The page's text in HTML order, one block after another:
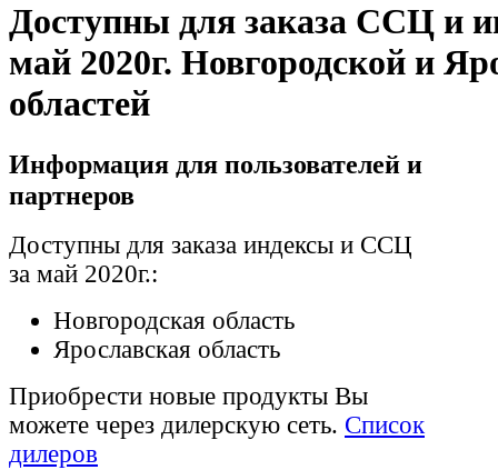
Доступны для заказа ССЦ и
май 2020г. Новгородской и
областей
Информация для пользователей и
партнеров
Доступны для заказа индексы и ССЦ
за май 2020г.:
Новгородская область
Ярославская область
Приобрести новые продукты Вы
можете через дилерскую сеть. Список
дилеров